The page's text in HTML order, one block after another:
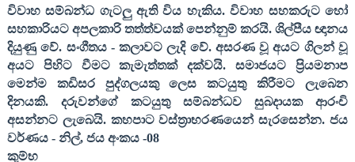
විවාහ සම්බන්ධ ගැටලු ඇති විය හැකිය. විවාහ සහකරුට හෝ
සහකාරියට අපලකාරි තත්ත්වයක් පෙන්නුම් කරයි. ශිල්පීය ඥානය
දියුණු වේ. සංගීතය - කලාවට ලැදි වේ. අසරණ වූ අයට ගිලන් වූ
අයට පිහිට වීමට කැමැත්තක් දක්වයි. සමාජයට ප්‍රියමනාප
මෙන්ම කඩිසර පුද්ගලයකු ලෙස කටයුතු කිරීමට ලැබෙන
දිනයකි. දරුවන්ගේ කටයුතු සම්බන්ධව සුබදායක ආරංචි
අසන්නට ලැබෙයි. කහපාට වස්ත්‍රාභරණයෙන් සැරසෙන්න. ජය
වර්ණය - නිල්, ජය අංකය -08
කුම්භ